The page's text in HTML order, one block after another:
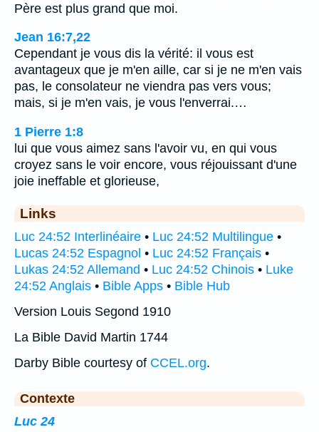
Père est plus grand que moi.
Jean 16:7,22
Cependant je vous dis la vérité: il vous est
avantageux que je m'en aille, car si je ne m'en vais
pas, le consolateur ne viendra pas vers vous;
mais, si je m'en vais, je vous l'enverrai.…
1 Pierre 1:8
lui que vous aimez sans l'avoir vu, en qui vous
croyez sans le voir encore, vous réjouissant d'une
joie ineffable et glorieuse,
Links
Luc 24:52 Interlinéaire • Luc 24:52 Multilingue •
Lucas 24:52 Espagnol • Luc 24:52 Français •
Lukas 24:52 Allemand • Luc 24:52 Chinois • Luke
24:52 Anglais • Bible Apps • Bible Hub
Version Louis Segond 1910
La Bible David Martin 1744
Darby Bible courtesy of CCEL.org.
Contexte
Luc 24